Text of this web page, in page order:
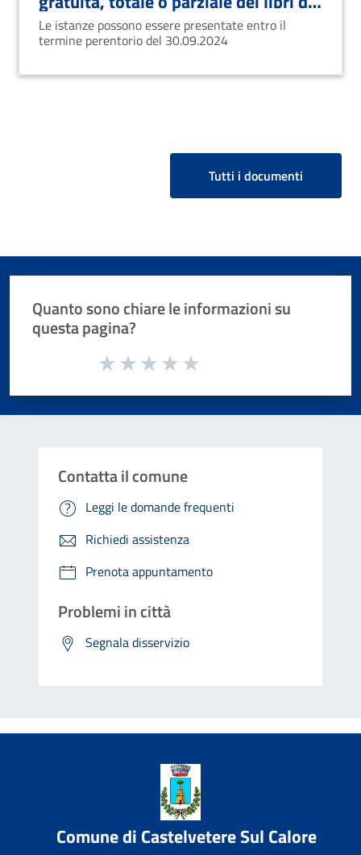
testo per gli alunni della scuola
secondaria di I° grado - anno
Le istanze possono essere presentate entro il
termine perentorio del 30.09.2024
Tutti i documenti
Quanto sono chiare le informazioni su
questa pagina?
Valuta da 1 a 5 stelle la pagina
Contatta il comune
Leggi le domande frequenti
Richiedi assistenza
Prenota appuntamento
Problemi in città
Segnala disservizio
Comune di Castelvetere Sul Calore